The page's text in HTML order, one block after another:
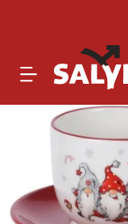
Productos
Novedades
Outlet